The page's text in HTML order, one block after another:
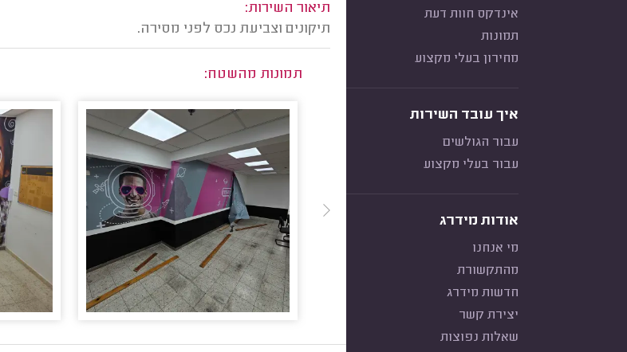
אינדקס חוות דעת
תמונות
מחירון בעלי מקצוע
איך עובד השירות
עבור הגולשים
עבור בעלי מקצוע
אודות מידרג
מי אנחנו
מהתקשורת
חדשות מידרג
יצירת קשר
שאלות נפוצות
תיאור השירות:
תיקונים וצביעת נכס לפני מסירה.
תמונות מהשטח: